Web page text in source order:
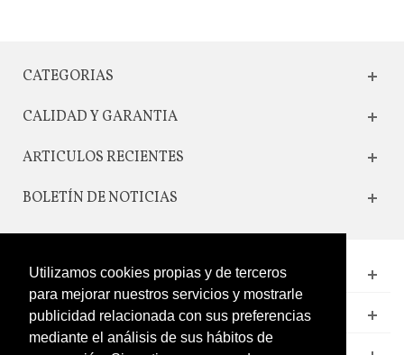
Utilizamos cookies propias y de terceros
para mejorar nuestros servicios y mostrarle
publicidad relacionada con sus preferencias
mediante el análisis de sus hábitos de
CATEGORIAS
CALIDAD Y GARANTIA
ARTICULOS RECIENTES
BOLETÍN DE NOTICIAS
CONTACTO
LEGAL